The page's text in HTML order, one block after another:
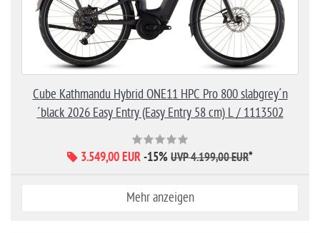
Cube Kathmandu Hybrid ONE11 HPC Pro 800 slabgrey´n
´black 2026 Easy Entry (Easy Entry 58 cm) L / 1113502
3.549,00 EUR-15% UVP 4.199,00 EUR*
Mehr anzeigen